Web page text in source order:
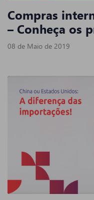
Compras
– Conheça os
08 de Maio de 2019